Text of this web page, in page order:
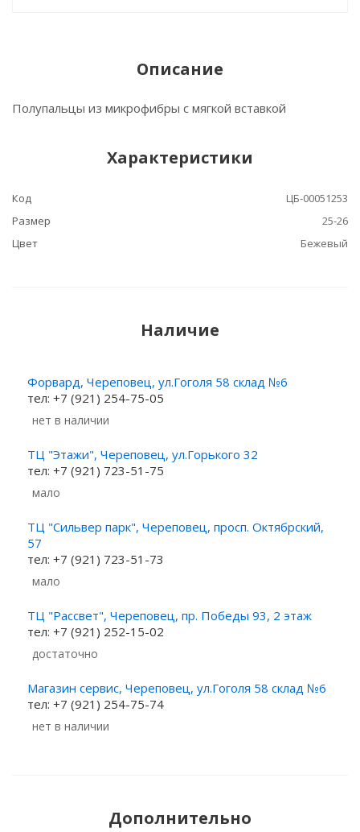
Описание
Полупальцы из микрофибры с мягкой вставкой
Характеристики
Код
ЦБ-00051253
Размер
25-26
Цвет
Бежевый
Наличие
Форвард, Череповец, ул.Гоголя 58 склад №6
тел: +7 (921) 254-75-05
Нет в наличии
ТЦ "Этажи", Череповец, ул.Горького 32
тел: +7 (921) 723-51-75
Мало
ТЦ "Сильвер парк", Череповец, просп. Октябрский,
57
тел: +7 (921) 723-51-73
Мало
ТЦ "Рассвет", Череповец, пр. Победы 93, 2 этаж
тел: +7 (921) 252-15-02
Достаточно
Магазин сервис, Череповец, ул.Гоголя 58 склад №6
тел: +7 (921) 254-75-74
Нет в наличии
Дополнительно